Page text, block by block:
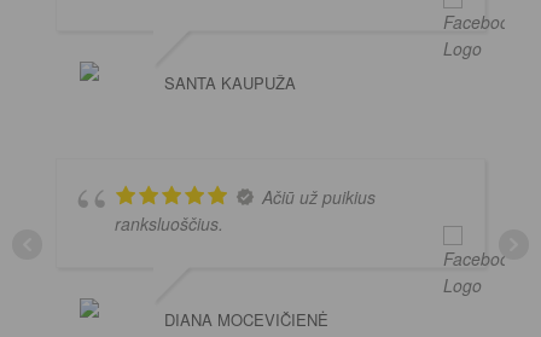
SANTA KAUPUŽA
Ačiū už puikius
ranksluoščius.
DIANA MOCEVIČIENĖ